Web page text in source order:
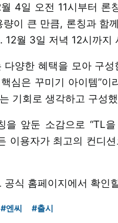
4일 오전 11시부터
량이 큰 만큼, 론칭과 함
12월 3일 저녁 12시까
다양한 혜택을 모아 구
심은 꾸미기 아이템”
기회로 생각하고 구성
을 앞둔 소감으로 “TL
이용자가 최고의 컨디
공식 홈페이지에서 확인
#엔씨 #출시